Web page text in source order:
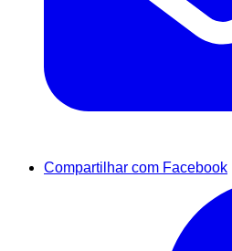
Compartilhar com Facebook